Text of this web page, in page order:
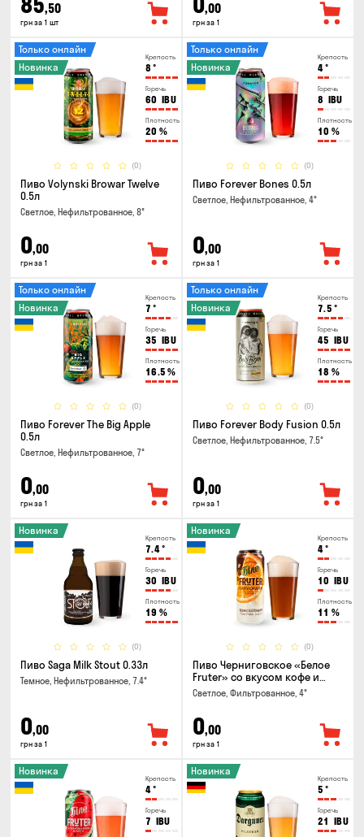
,50
грн за 1 шт
,00
грн за 1
Крепость
8 °
Горечь
60 IBU
Плотность
20 %
(0)
Только онлайн
Новинка
Пиво Volynski Browar Twelve
0.5л
Светлое, Нефильтрованное, 8°
0,00
грн за 1
Крепость
4°
Горечь
8 IBU
Плотность
10 %
(0)
Только онлайн
Новинка
Пиво Forever Bones 0.5л
Светлое, Нефильтрованное, 4°
0,00
грн за 1
Крепость
7 °
Горечь
35 IBU
Плотность
16.5 %
(0)
Только онлайн
Новинка
Пиво Forever The Big Apple
0.5л
Светлое, Нефильтрованное, 7°
0,00
грн за 1
Крепость
7.5 °
Горечь
45 IBU
Плотность
18 %
(0)
Только онлайн
Новинка
Пиво Forever Body Fusion 0.5л
Светлое, Нефильтрованное, 7.5°
0,00
грн за 1
Крепость
7.4°
Горечь
30 IBU
Плотность
19 %
(0)
Новинка
Пиво Saga Milk Stout 0.33л
Темное, Нефильтрованное, 7.4°
0,00
грн за 1
Крепость
4°
Горечь
10 IBU
Плотность
11 %
(0)
Новинка
Пиво Черниговское «Белое
Fruter» со вкусом кофе и
апельсина 0.5 л
Светлое, Фильтрованное, 4°
0,00
грн за 1
Крепость
4°
Горечь
7 IBU
Новинка
Крепость
5 °
Горечь
21 IBU
Новинка